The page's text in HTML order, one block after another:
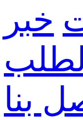
خبر
بنا